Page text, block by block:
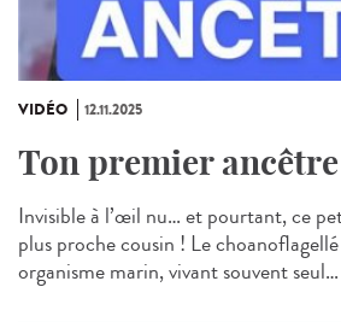
VIDÉO 12.11.2025
Ton premier ancêtre
Invisible à l’œil nu… et pourtant, ce
plus proche cousin ! Le
organisme marin, vivant souvent